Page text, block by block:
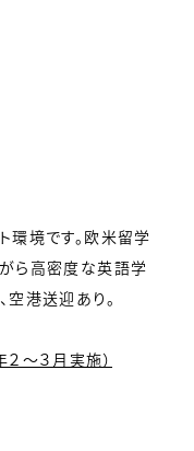
環境です。欧米留学
ら高密度な英語学
空港送迎あり。
～３月実施）